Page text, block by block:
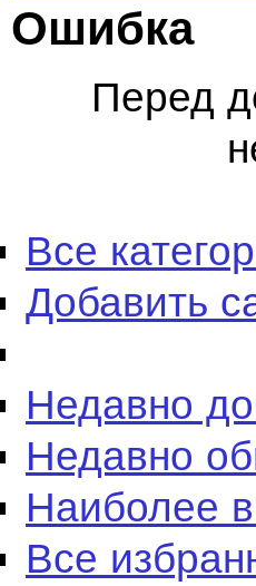
Ошибка
Перед
Все
Добавить
Недавно
Недавно
Наиболее
Все